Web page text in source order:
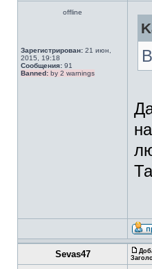
offline
Зарегистрирован: 21 июн,
2015, 19:18
Сообщения: 91
Banned: by 2 warnings
Sevas47